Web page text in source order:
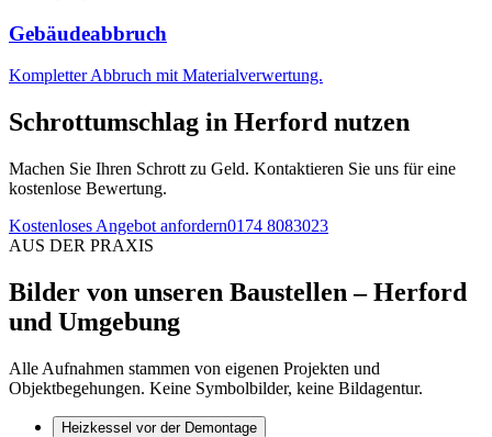
Gebäudeabbruch
Kompletter Abbruch mit Materialverwertung.
Schrottumschlag in Herford nutzen
Machen Sie Ihren Schrott zu Geld. Kontaktieren Sie uns für eine
kostenlose Bewertung.
Kostenloses Angebot anfordern0174 8083023
AUS DER PRAXIS
Bilder von unseren Baustellen – Herford
und Umgebung
Alle Aufnahmen stammen von eigenen Projekten und
Objektbegehungen. Keine Symbolbilder, keine Bildagentur.
Heizkessel vor der Demontage